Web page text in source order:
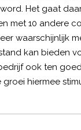
Het gaat
met 10 andere
waarschijnlijk
kan bieden
ook ten
hiermee